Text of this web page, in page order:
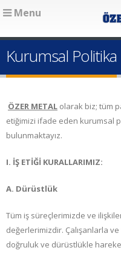
Menu
Kurumsal Politika
ÖZER METAL olarak biz; tüm
etiğimizi ifade eden kurumsal
bulunmaktayız.
I. İŞ ETİĞİ KURALLARIMIZ:
A. Dürüstlük
Tüm iş süreçlerimizde ve
değerlerimizdir. Çalışanlarla
doğruluk ve dürüstlükle